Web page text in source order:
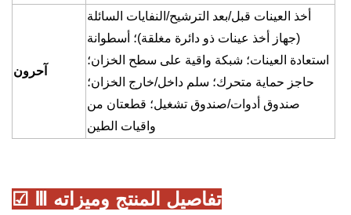
آحرون
أخذ العينات قبل/بعد الترشيح/النفايات السائلة
(جهاز أخذ عينات ذو دائرة مغلقة)؛ أسطوانة
استعادة العينات؛ شبكة واقية على سطح الخزان؛
حاجز حماية متحرك؛ سلم داخل/خارج الخزان؛
صندوق أدوات/صندوق تشغيل؛ قطعتان من
واقيات الطين
☑ Ⅲ تفاصيل المنتج وميزاته